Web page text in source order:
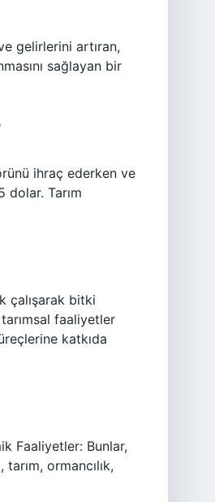
gelirlerini artıran,
sağlayan bir
ihraç ederken ve
dolar. Tarım
çalışarak bitki
faaliyetler
katkıda
Faaliyetler: Bunlar,
ormancılık,